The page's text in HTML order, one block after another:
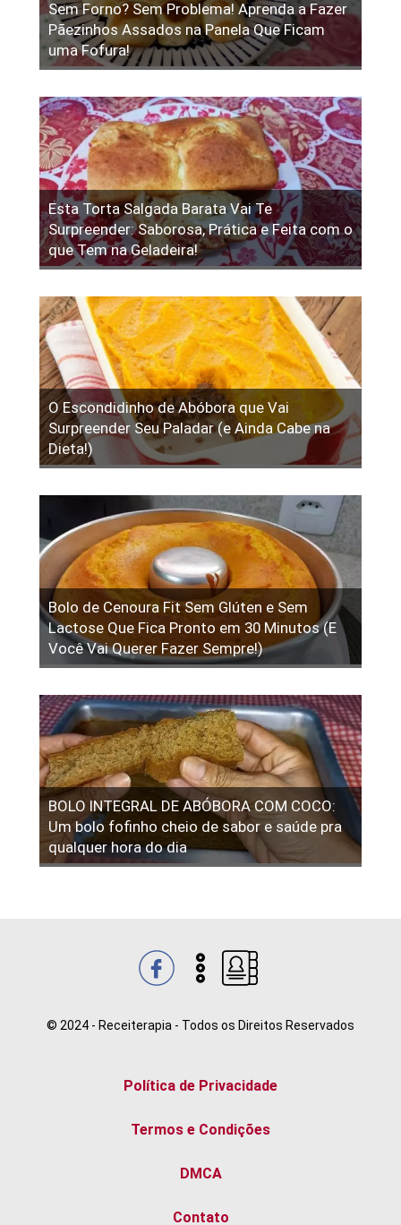
Sem Forno? Sem Problema! Aprenda a Fazer
Pãezinhos Assados na Panela Que Ficam
uma Fofura!
Esta Torta Salgada Barata Vai Te
Surpreender: Saborosa, Prática e Feita com o
que Tem na Geladeira!
O Escondidinho de Abóbora que Vai
Surpreender Seu Paladar (e Ainda Cabe na
Dieta!)
Bolo de Cenoura Fit Sem Glúten e Sem
Lactose Que Fica Pronto em 30 Minutos (E
Você Vai Querer Fazer Sempre!)
BOLO INTEGRAL DE ABÓBORA COM COCO:
Um bolo fofinho cheio de sabor e saúde pra
qualquer hora do dia
© 2024 - Receiterapia - Todos os Direitos Reservados
Contato
DMCA
Termos e Condições
Política de Privacidade